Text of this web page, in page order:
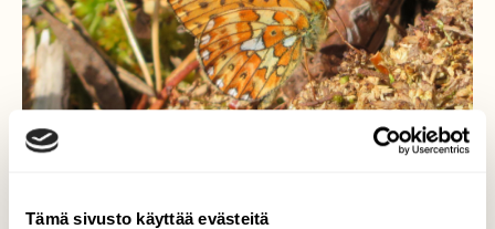
Tämä sivusto käyttää evästeitä